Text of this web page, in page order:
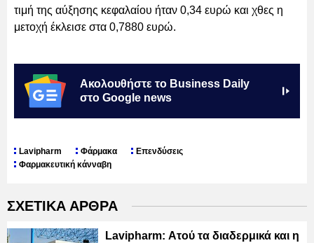
τιμή της αύξησης κεφαλαίου ήταν 0,34 ευρώ και χθες η
μετοχή έκλεισε στα 0,7880 ευρώ.
Ακολουθήστε το Business Daily
στο Google news
Lavipharm Φάρμακα
Επενδύσεις
Φαρμακευτική κάνναβη
ΣΧΕΤΙΚΑ ΑΡΘΡΑ
Lavipharm: Ατού τα διαδερμικά και η